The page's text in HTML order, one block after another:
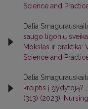
Science and
Dalia
saugo ligonių
Mokslas ir praktika:
Science and
Dalia
kreiptis į gydytoją? ,
(313) (2023):